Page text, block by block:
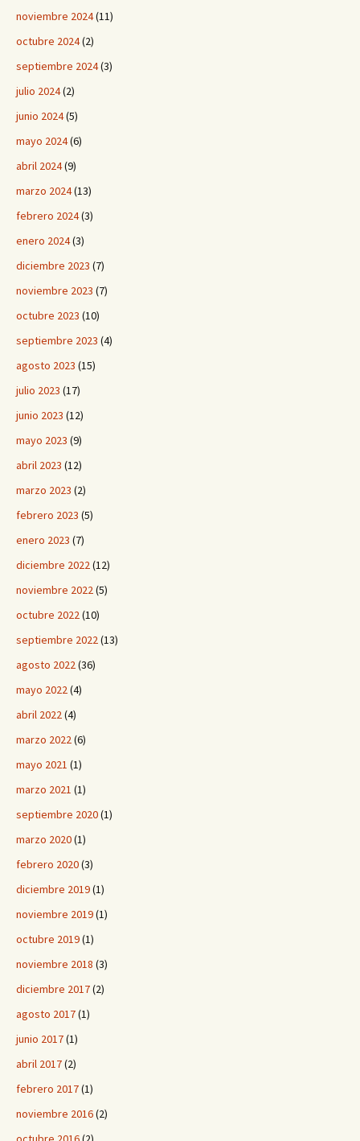
noviembre 2024(11)
octubre 2024(2)
septiembre 2024(3)
julio 2024(2)
junio 2024(5)
mayo 2024(6)
abril 2024(9)
marzo 2024(13)
febrero 2024(3)
enero 2024(3)
diciembre 2023 (7)
noviembre 2023 (7)
octubre 2023 (10)
septiembre 2023 (4)
agosto 2023 (15)
julio 2023 (17)
junio 2023 (12)
mayo 2023 (9)
abril 2023 (12)
marzo 2023 (2)
febrero 2023 (5)
enero 2023 (7)
diciembre 2022(12)
noviembre 2022(5)
octubre 2022(10)
septiembre 2022(13)
agosto 2022(36)
mayo 2022(4)
abril 2022(4)
marzo 2022(6)
mayo 2021 (1)
marzo 2021 (1)
septiembre 2020(1)
marzo 2020(1)
febrero 2020(3)
diciembre 2019(1)
noviembre 2019(1)
octubre 2019(1)
noviembre 2018 (3)
diciembre 2017(2)
agosto 2017(1)
junio 2017(1)
abril 2017(2)
febrero 2017(1)
noviembre 2016(2)